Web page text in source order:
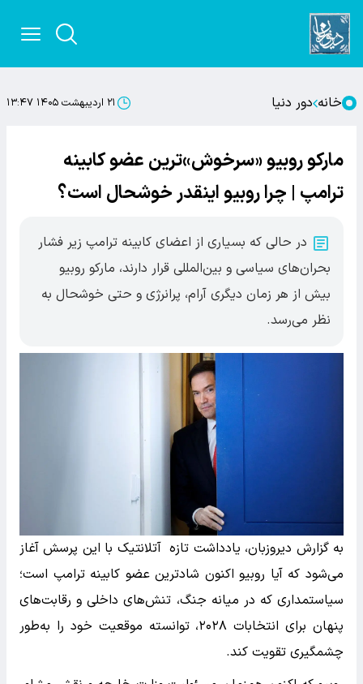
خانه دور دنیا ۲۱ اردیبهشت ۱۴۰۵ ۱۳:۴۷
مارکو روبیو «سرخوش‌»ترین عضو کابینه
ترامپ | چرا روبیو اینقدر خوشحال است؟
در حالی که بسیاری از اعضای کابینه ترامپ زیر فشار
بحران‌های سیاسی و بین‌المللی قرار دارند، مارکو روبیو
بیش از هر زمان دیگری آرام، پرانرژی و حتی خوشحال به
نظر می‌رسد.
به گزارش دیروزبان، یادداشت تازه آتلانتیک با این پرسش آغاز
می‌شود که آیا روبیو اکنون شادترین عضو کابینه ترامپ است؛
سیاستمداری که در میانه جنگ، تنش‌های داخلی و رقابت‌های
پنهان برای انتخابات ۲۰۲۸، توانسته موقعیت خود را به‌طور
چشمگیری تقویت کند.